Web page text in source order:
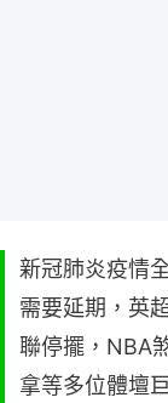
新冠肺炎疫情
需要延期，英
聯停擺，NBA
拿等多位體壇